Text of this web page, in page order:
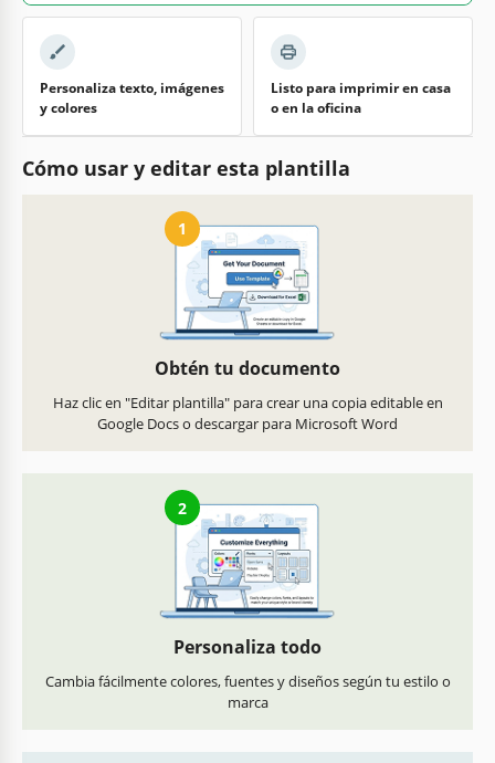
Personaliza texto, imágenes
y colores
Listo para imprimir en casa
o en la oficina
Cómo usar y editar esta plantilla
1
Obtén tu documento
Haz clic en "Editar plantilla" para crear una copia editable en
Google Docs o descargar para Microsoft Word
2
Personaliza todo
Cambia fácilmente colores, fuentes y diseños según tu estilo o
marca